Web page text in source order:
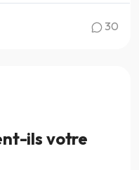
30
ils votre